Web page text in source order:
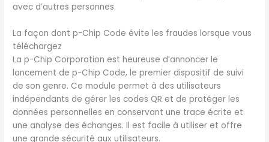
avec d’autres personnes.
La façon dont p-Chip Code évite les fraudes lorsque vous
téléchargez
La p-Chip Corporation est heureuse d’annoncer le
lancement de p-Chip Code, le premier dispositif de suivi
de son genre. Ce module permet à des utilisateurs
indépendants de gérer les codes QR et de protéger les
données personnelles en conservant une trace écrite et
une analyse des échanges. Il est facile à utiliser et offre
une grande sécurité aux utilisateurs.